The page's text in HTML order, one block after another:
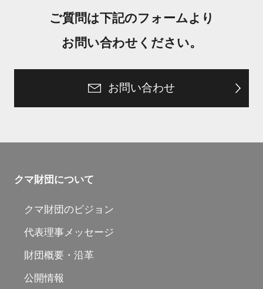
ご質問は下記のフォームより
お問い合わせください。
お問い合わせ
クマ財団について
クマ財団のビジョン
代表理事メッセージ
財団概要・沿革
公開情報